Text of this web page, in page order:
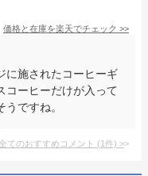
価格と在庫を楽天でチェック >>
に施されたコーヒーギ
コーヒーだけが入って
ですね。
てのおすすめコメント (1件) >